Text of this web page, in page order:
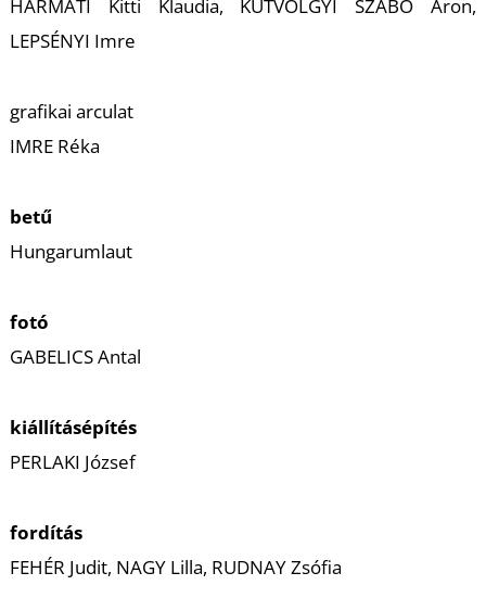
HARMATI Kitti Klaudia, KÚTVÖLGYI SZABÓ Áron,
LEPSÉNYI Imre
grafikai arculat
IMRE Réka
betű
Hungarumlaut
fotó
GABELICS Antal
kiállításépítés
PERLAKI József
fordítás
FEHÉR Judit, NAGY Lilla, RUDNAY Zsófia